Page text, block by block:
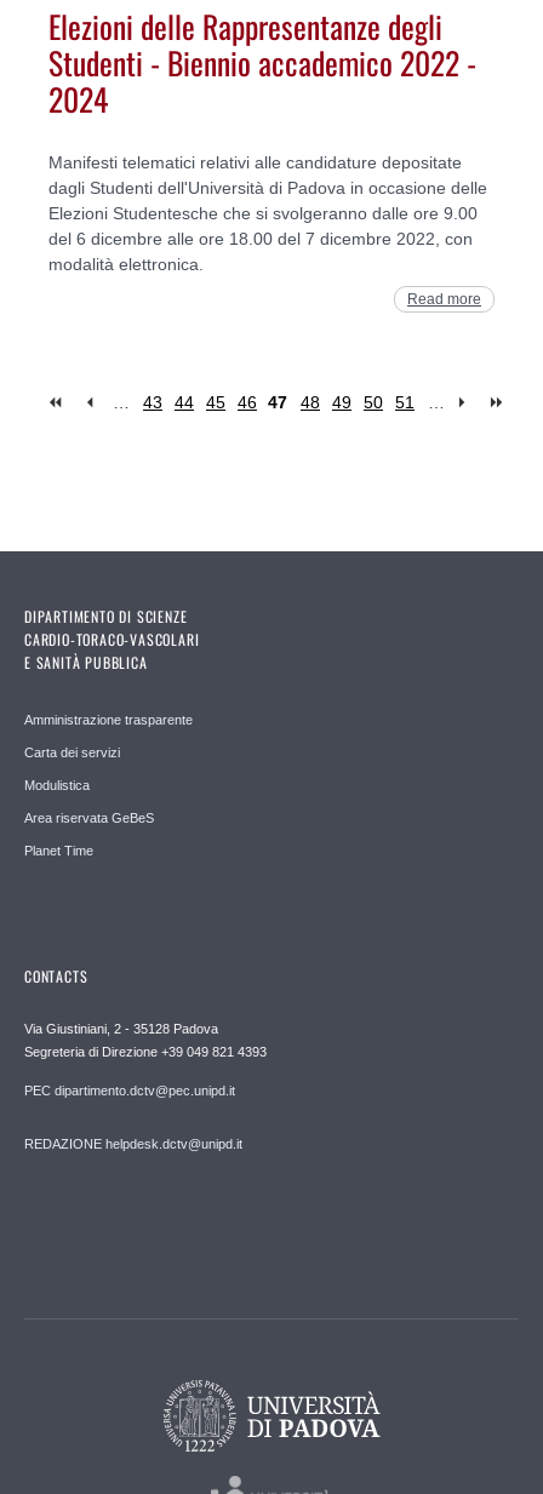
Elezioni delle Rappresentanze degli
Studenti - Biennio accademico 2022 -
2024
Manifesti telematici relativi alle candidature depositate
dagli Studenti dell'Università di Padova in occasione delle
Elezioni Studentesche che si svolgeranno dalle ore 9.00
del 6 dicembre alle ore 18.00 del 7 dicembre 2022, con
modalità elettronica.
Read more
43 44 45 46 47 48 49 50 51
DIPARTIMENTO DI SCIENZE
CARDIO-TORACO-VASCOLARI
E SANITÀ PUBBLICA
Amministrazione trasparente
Carta dei servizi
Modulistica
Area riservata GeBeS
Planet Time
CONTACTS
Via Giustiniani, 2 - 35128 Padova
Segreteria di Direzione +39 049 821 4393
PEC dipartimento.dctv@pec.unipd.it
REDAZIONE helpdesk.dctv@unipd.it